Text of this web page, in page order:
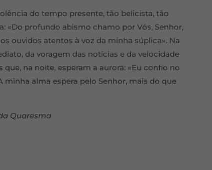
do tempo presente, tão belicista, tão
«Do profundo abismo chamo por Vós, Senhor,
ouvidos atentos à voz da minha súplica». Na
da voragem das notícias e da velocidade
na noite, esperam a aurora: «Eu confio no
minha alma espera pelo Senhor, mais do que
Quaresma